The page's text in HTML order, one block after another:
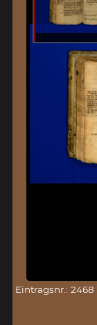
Eintragsnr.: 2468